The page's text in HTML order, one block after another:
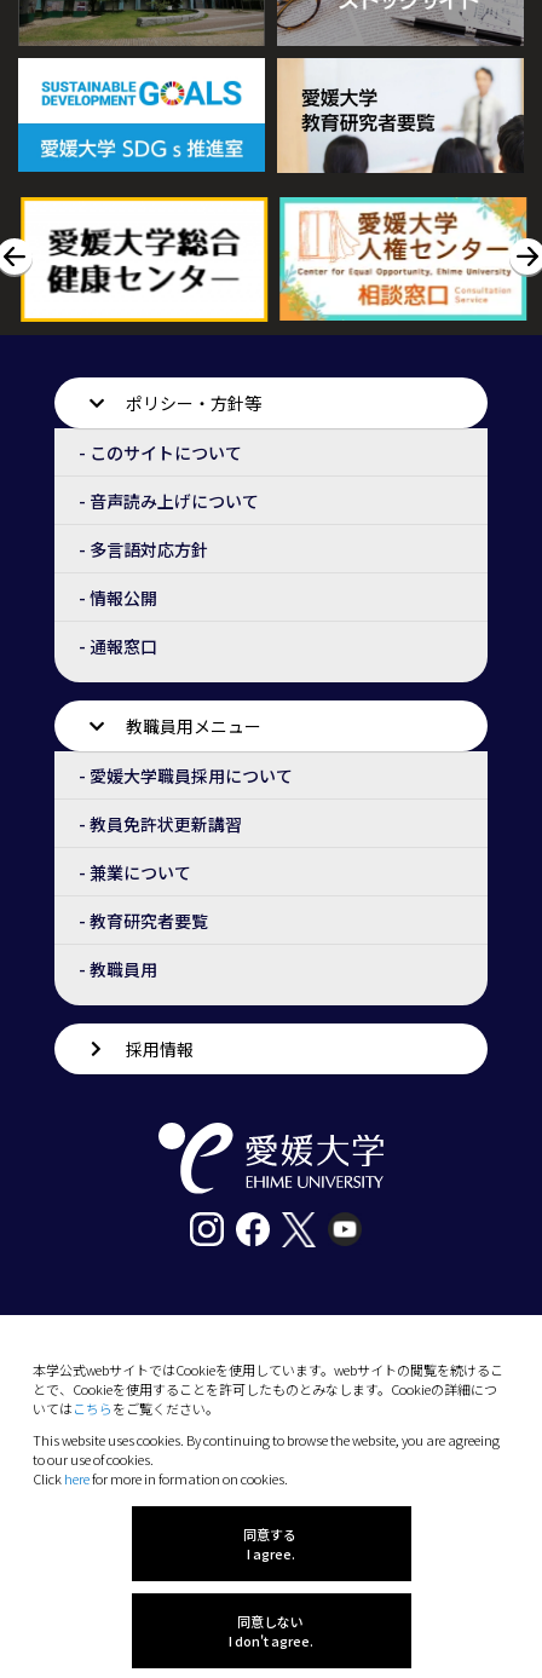
本学公式webサイトではCookieを使用しています。webサイトの閲覧を続けるこ
とで、Cookieを使用することを許可したものとみなします。Cookieの詳細につ
いてはこちらをご覧ください。
This website uses cookies. By continuing to browse the website, you are agreeing
to our use of cookies.
Clickherefor more in formation on cookies.
同意する
I agree.
同意しない
I don't agree.
ポリシー・方針等
- このサイトについて
- 音声読み上げについて
- 多言語対応方針
- 情報公開
- 通報窓口
教職員用メニュー
- 愛媛大学職員採用について
- 教員免許状更新講習
- 兼業について
- 教育研究者要覧
- 教職員用
採用情報
10-13 Dogo-Himata, Matsuyama, Ehime 790-
Phone: +81 89-927-9000
(C) 2026 Ehime University.